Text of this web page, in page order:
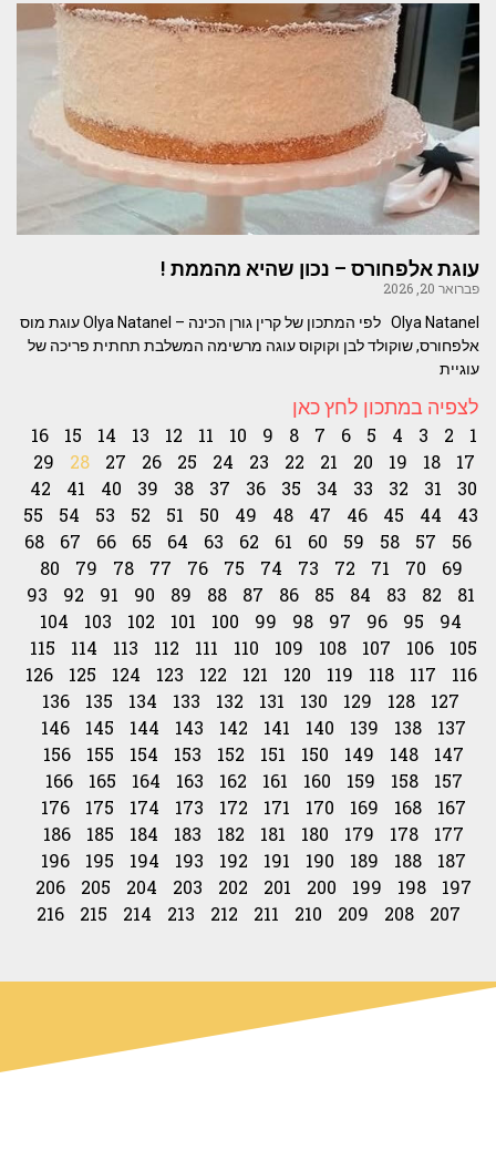
עוגת אלפחורס – נכון שהיא מהממת !
פברואר 20, 2026
Olya Natanel לפי המתכון של קרין גורן הכינה – Olya Natanel עוגת מוס
אלפחורס, שוקולד לבן וקוקוס עוגה מרשימה המשלבת תחתית פריכה של
עוגיית
לצפיה במתכון לחץ כאן
1
2
3
4
5
6
7
8
9
10
11
12
13
14
15
16
17
18
19
20
21
22
23
24
25
26
27
28
29
30
31
32
33
34
35
36
37
38
39
40
41
42
43
44
45
46
47
48
49
50
51
52
53
54
55
56
57
58
59
60
61
62
63
64
65
66
67
68
69
70
71
72
73
74
75
76
77
78
79
80
81
82
83
84
85
86
87
88
89
90
91
92
93
94
95
96
97
98
99
100
101
102
103
104
105
106
107
108
109
110
111
112
113
114
115
116
117
118
119
120
121
122
123
124
125
126
127
128
129
130
131
132
133
134
135
136
137
138
139
140
141
142
143
144
145
146
147
148
149
150
151
152
153
154
155
156
157
158
159
160
161
162
163
164
165
166
167
168
169
170
171
172
173
174
175
176
177
178
179
180
181
182
183
184
185
186
187
188
189
190
191
192
193
194
195
196
197
198
199
200
201
202
203
204
205
206
207
208
209
210
211
212
213
214
215
216